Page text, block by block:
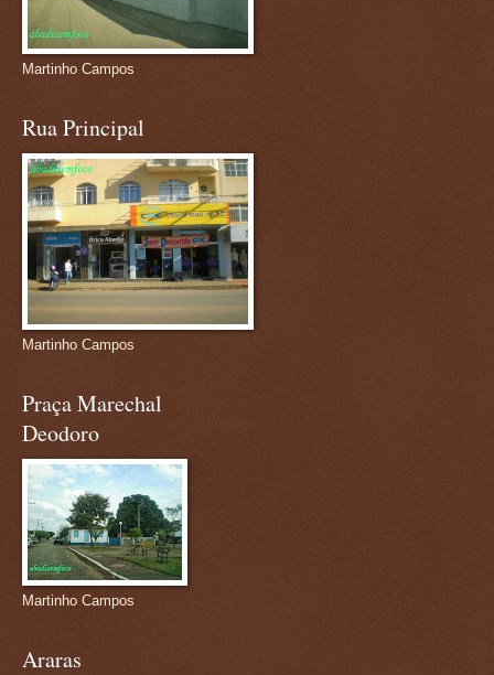
Martinho Campos
Rua Principal
Martinho Campos
Praça Marechal
Deodoro
Martinho Campos
Araras